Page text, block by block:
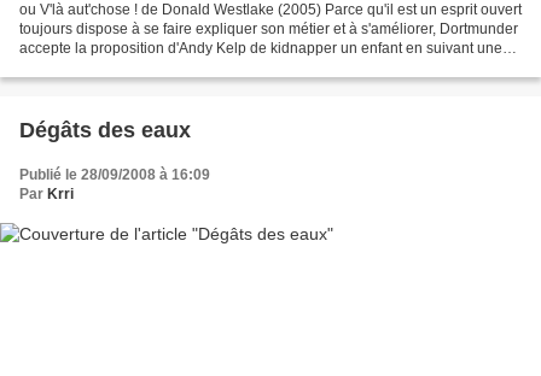
ou V'là aut'chose ! de Donald Westlake (2005) Parce qu'il est un esprit ouvert
toujours dispose à se faire expliquer son métier et à s'améliorer, Dortmunder
accepte la proposition d'Andy Kelp de kidnapper un enfant en suivant une
Dégâts des eaux
Publié le 28/09/2008 à 16:09
Par Krri